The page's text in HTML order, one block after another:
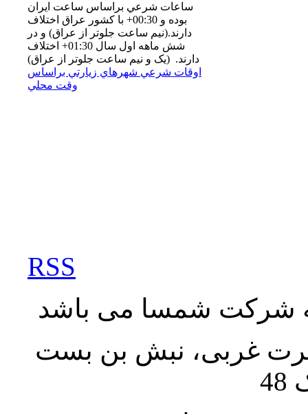
ساعات شرعي براساس ساعت ايران
بوده و 00:30+ با كشور عراق اختلاف
دارند.(نيم ساعت جلوتر از عراق) و در
شش ماهه اول سال 01:30+ اختلاف
دارند. (یک و نیم ساعت جلوتر از عراق)
اوقات شرعي شهرهاي زيارتي براساس
وقت محلي
RSS
شرکت شمسا می باشد
غربی، نبش بن بست